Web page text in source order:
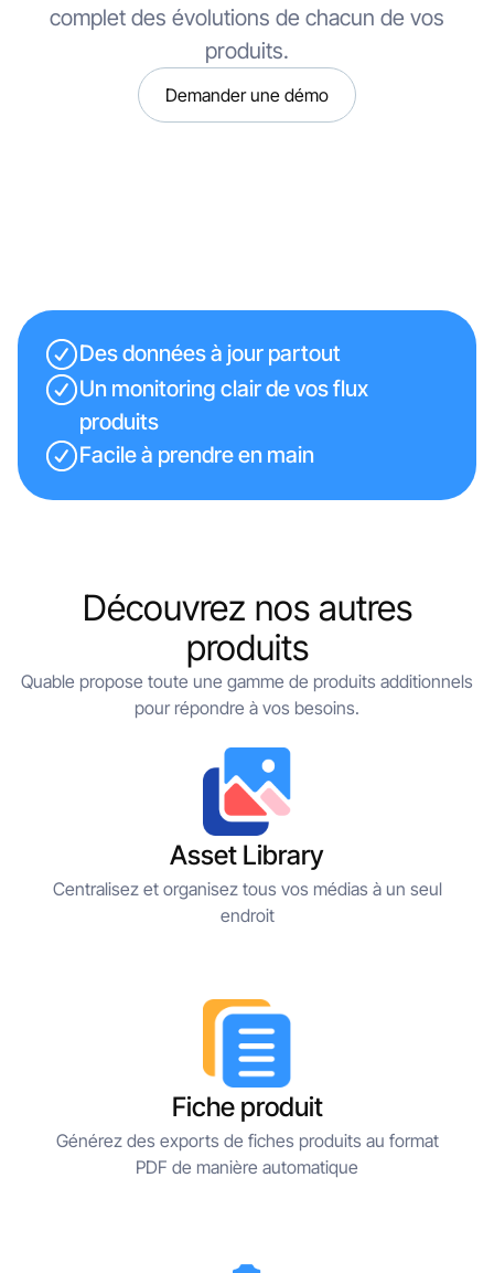
complet des évolutions de chacun de vos
produits.
Demander une démo
Des données à jour partout
Un monitoring clair de vos flux
produits
Facile à prendre en main
Découvrez nos autres
produits
Quable propose toute une gamme de produits additionnels
pour répondre à vos besoins.
Asset Library
Centralisez et organisez tous vos médias à un seul
endroit
Fiche produit
Générez des exports de fiches produits au format
PDF de manière automatique